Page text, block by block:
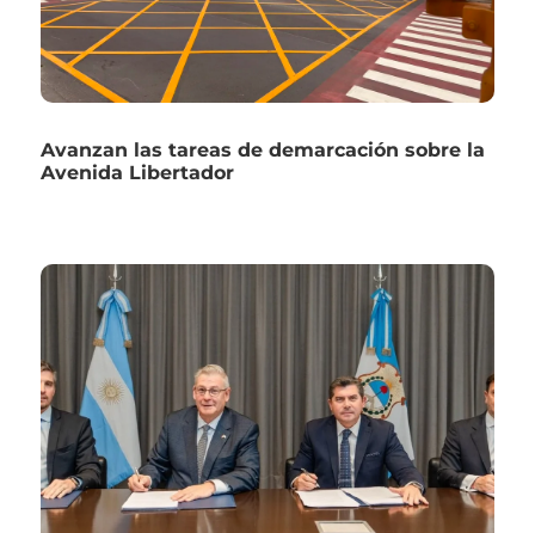
Avanzan las tareas de demarcación sobre la
Avenida Libertador